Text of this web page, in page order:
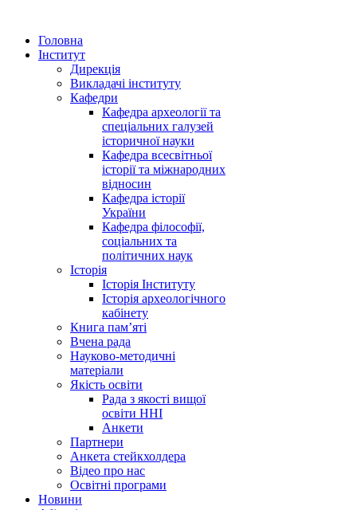
Головна
Інститут
Дирекція
Викладачі інституту
Кафедри
Кафедра археології та
спеціальних галузей
історичної науки
Кафедра всесвітньої
історії та міжнародних
відносин
Кафедра історії
України
Кафедра філософії,
соціальних та
політичних наук
Історія
Історія Інституту
Історія археологічного
кабінету
Книга памʼяті
Вчена рада
Науково-методичні
матеріали
Якість освіти
Рада з якості вищої
освіти ННІ
Анкети
Партнери
Анкета стейкхолдера
Відео про нас
Освітні програми
Hовини